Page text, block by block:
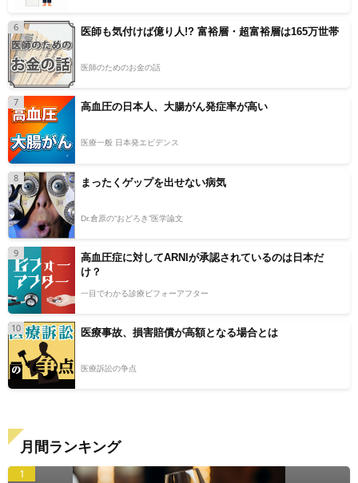
6 医師も気付けば億り人!? 富裕層・超富裕層は165万世帯
医師のためのお金の話
7 高血圧の日本人、大腸がん発症率が高い
医療一般 日本発エビデンス
8 まったくゲップを出せない病気
Dr.倉原の“おどろき”医学論文
9
高血圧症に対してARNIが承認されているのは日本だ
け？
一目でわかる診療ビフォーアフター
10 医療事故、損害賠償が高額となる場合とは
医療訴訟の争点
月間ランキング
1